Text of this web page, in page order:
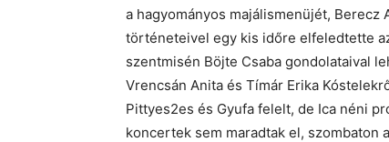
a hagyományos majálismenüjét,
történeteivel egy kis időre elfeledtette
szentmisén Böjte Csaba gondolataival
Vrencsán Anita és Tímár Erika
Pittyes2es és Gyufa felelt, de Ica néni
koncertek sem maradtak el, szombaton